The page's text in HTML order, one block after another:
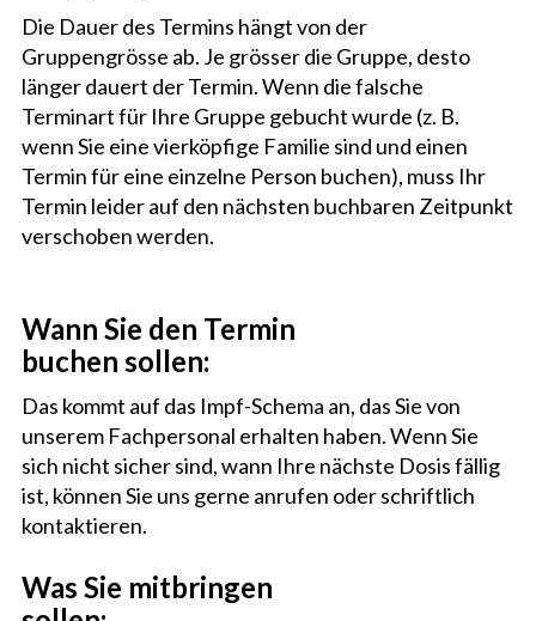
Die Dauer des Termins hängt von der
Gruppengrösse ab. Je grösser die Gruppe, desto
länger dauert der Termin. Wenn die falsche
Terminart für Ihre Gruppe gebucht wurde (z. B.
wenn Sie eine vierköpfige Familie sind und einen
Termin für eine einzelne Person buchen), muss Ihr
Termin leider auf den nächsten buchbaren Zeitpunkt
verschoben werden.
Wann Sie den Termin
buchen sollen:
Das kommt auf das Impf-Schema an, das Sie von
unserem Fachpersonal erhalten haben. Wenn Sie
sich nicht sicher sind, wann Ihre nächste Dosis fällig
ist, können Sie uns gerne anrufen oder schriftlich
kontaktieren.
Was Sie mitbringen